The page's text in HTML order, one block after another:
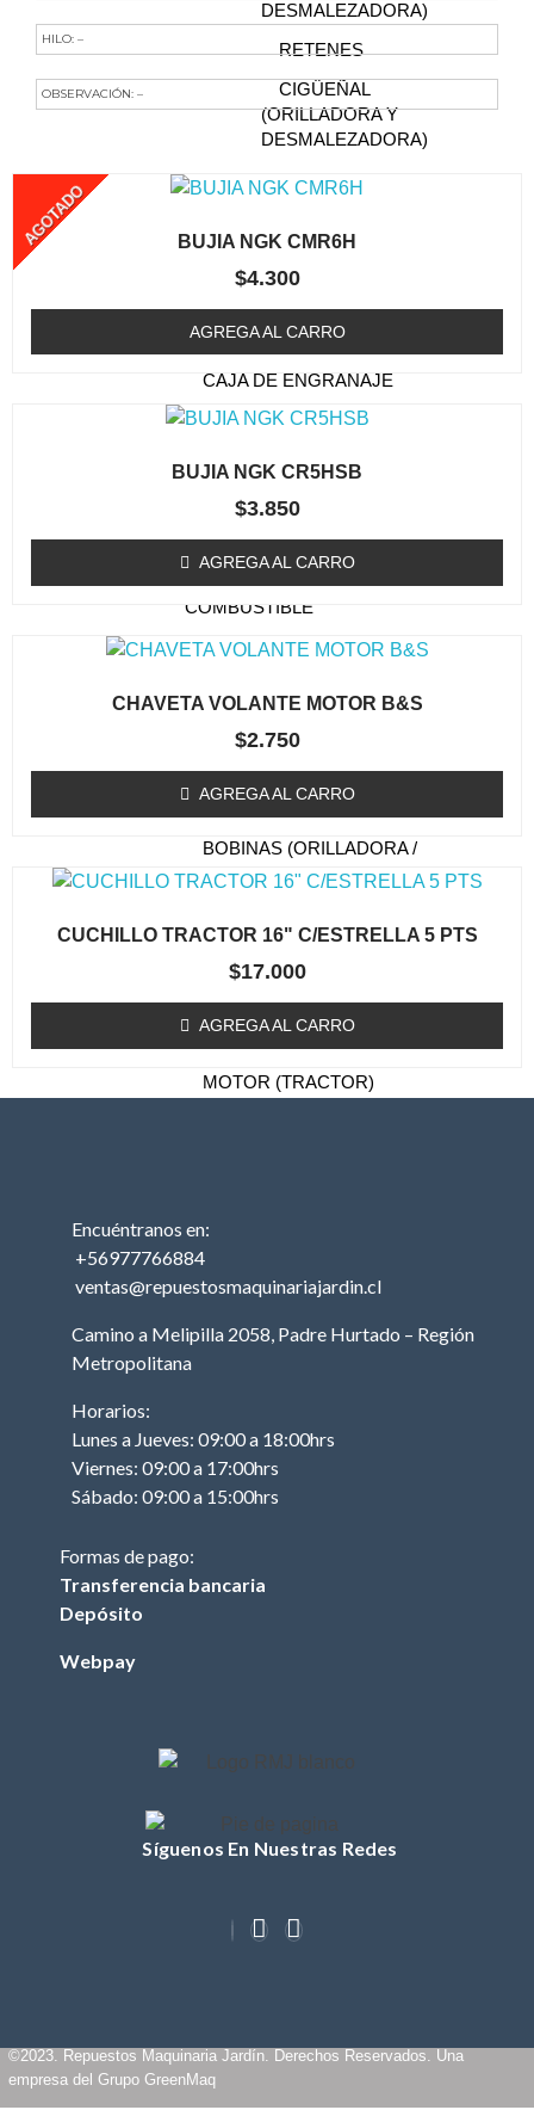
DESMALEZADORA)
RETENES
CIGÜEÑAL
(ORILLADORA Y
DESMALEZADORA)
FILTRO DE AIRE
DESMALEZADORA)
BUJIA (ORILLADORA /
CABEZAL (TRIMMER)
CAJA DE ENGRANAJE
FILTRO DE COMBUSTIBLE
DESMALEZADORA)
TAPA DE ARRANQUE
(ORILLADORA/DESMALEZADORA)
COMBUSTIBLE
EMBRAGUE / TAMBOR
CARBURADOR
(ORILLADORA/DESMALEZADORA)
BOBINAS (ORILLADORA /
DESMALEZADORA)
(ORILLADORA/DESMALEZADORA)
OTROS (ORILLADORA
DESMALEZADORA)
TRACTOR
MOTOR (TRACTOR)
EJE DE LEVAS
(TRACTOR)
CUCHILLOS
POLEA
CHASIS
OTROS (TRACTOR)
HILO: –
OBSERVACIÓN: –
Te Podría Interesar
BUJIA NGK CMR6H
AGOTADO
$4.300
AGREGA AL CARRO
BUJIA NGK CR5HSB
$3.850
AGREGA AL CARRO
CHAVETA VOLANTE MOTOR B&S
$2.750
AGREGA AL CARRO
CUCHILLO TRACTOR 16" C/ESTRELLA 5 PTS
$17.000
AGREGA AL CARRO
Encuéntranos en:
+56977766884
ventas@repuestosmaquinariajardin.cl
Camino a Melipilla 2058, Padre Hurtado – Región
Metropolitana
Horarios:
Lunes a Jueves: 09:00 a 18:00hrs
Viernes: 09:00 a 17:00hrs
Sábado: 09:00 a 15:00hrs
Formas de pago:
Transferencia bancaria
Depósito
Webpay
Síguenos En Nuestras Redes
©2023. Repuestos Maquinaria Jardín. Derechos Reservados. Una
empresa del Grupo GreenMaq